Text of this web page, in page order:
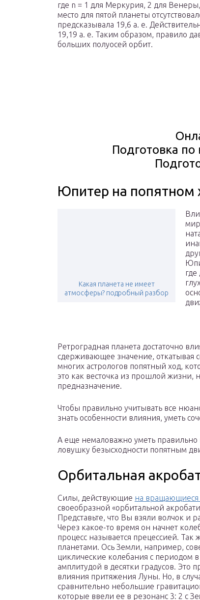
где n = 1 для Меркурия, 2 для
место для пятой планеты
предсказывала 19,6 а. е.
19,19 а. е. Таким образом, правило
больших полуосей орбит.
Подготовка
Юпитер на попятном
Какая планета не имеет
атмосферы? подробный разбор
Ретроградная планета достаточно
сдерживающее значение, откатывая
многих астрологов попятный ход,
это как весточка из прошлой жизни,
предназначение.
Чтобы правильно учитывать все
знать особенности влияния, уметь
А еще немаловажно уметь правильно
ловушку безысходности попятным
Орбитальная
Силы, действующие на вращающиеся
своеобразной «орбитальной
Представьте, что Вы взяли волчок и
Через какое-то время он начнет
процесс называется прецессией. Так
планетами. Ось Земли, например,
циклические колебания с периодом в
амплитудой в десятки градусов. Это
влияния притяжения Луны. Но, в
сравнительно небольшие
которые ввели ее в резонанс 3: 2 с